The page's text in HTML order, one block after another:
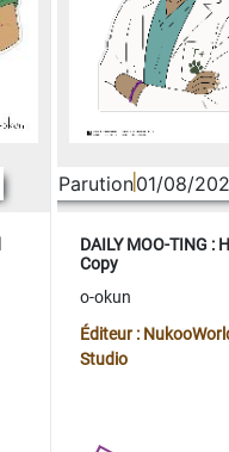
Parution01/08/
DAILY MOO-TING :
Copy
o-okun
Éditeur :
Studio